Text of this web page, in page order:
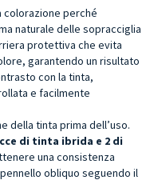
colorazione perché
naturale delle sopracciglia
protettiva che evita
garantendo un risultato
con la tinta,
e facilmente
della tinta prima dell’uso.
di tinta ibrida e 2 di
una consistenza
obliquo seguendo il